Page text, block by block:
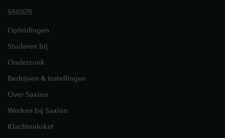
SAXION
Opleidingen
Studeren bij
Onderzoek
Bedrijven & Instellingen
Over Saxion
Werken bij Saxion
Klachtenloket